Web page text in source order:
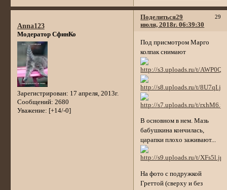
Поделиться 29
29
июля, 2018г. 06:39:30
Anna123
Модератор СфинКо
Зарегистрирован: 17 апреля, 2013г.
Сообщений: 2680
Уважение: [+14/-0]
Под присмотром Марго
колпак снимают
В основном в нем. Мазь
бабушкина кончилась,
царапки плохо заживают...
На фото с подружкой
Греттой (сверху и без